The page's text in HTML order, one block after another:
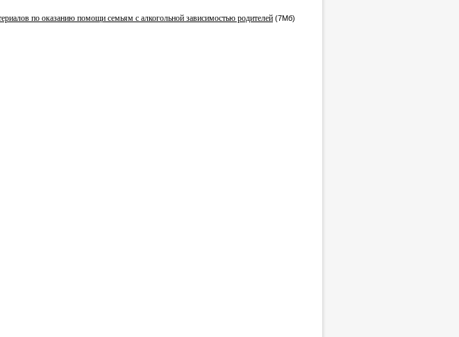
по оказанию помощи семьям с алкогольной зависимостью родителей (7Мб)